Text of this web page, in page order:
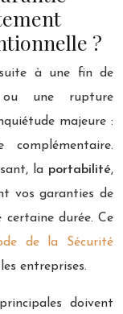
?
à une fin de
ou une rupture
majeure :
la portabilité,
vos garanties de
durée. Ce
de la Sécurité
entreprises.
doivent